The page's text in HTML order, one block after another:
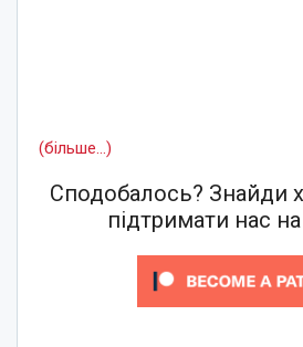
(більше…)
Сподобалось? Знайди
підтримати нас